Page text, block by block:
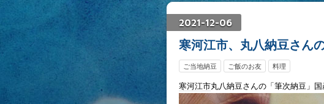
2021-12-06
寒河江市、丸八納豆さん
ご当地納豆 ご飯のお友 料理
寒河江市丸八納豆さんの「筆次納豆」国